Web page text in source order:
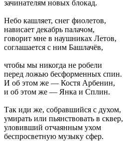
зачинателям новых блокад.
Небо кашляет, снег фиолетов,
нависает декабрь палачом,
говорит мне в наушниках Летов,
соглашается с ним Башлачёв,
чтобы мы никогда не робели
перед ложью бесформенных спин.
И об этом же — Костя Арбенин,
и об этом же — Янка и Сплин.
Так иди же, собравшийся с духом,
умирать или пьянствовать в сквер,
уловивший отчаянным ухом
беспросветную музыку сфер.